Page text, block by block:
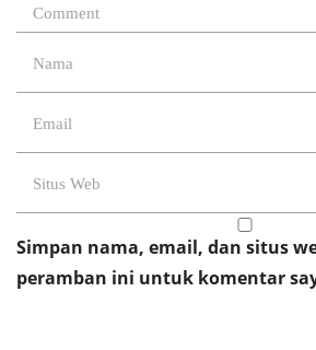
Simpan nama, email, dan situs
peramban ini untuk komentar